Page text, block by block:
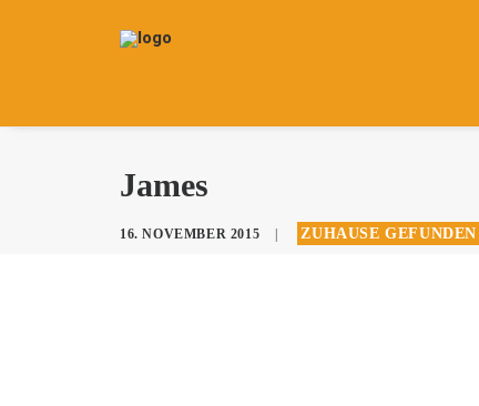
James
16. NOVEMBER 2015 ZUHAUSE GEFUNDEN